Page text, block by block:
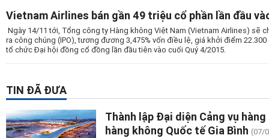
Vietnam Airlines bán gần 49 triệu cổ phần lần đầu
Ngày 14/11 tới, Tổng công ty Hàng không Việt Nam (Vietnam Airlines) sẽ
ra công chúng (IPO), tương đương 3,475% vốn điều lệ, giá khởi điểm
tổ chức Đại hội đồng cổ đồng lần đầu tiên vào cuối Quý 4/2015.
TIN ĐÃ ĐƯA
Thành lập Đại diện Cảng vụ
hàng không Quốc tế Gia Bình (07/